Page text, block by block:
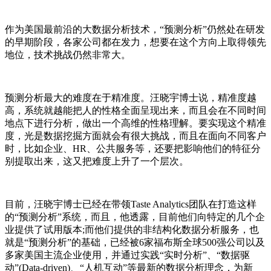
作为美国最前沿的大数据分析技术，“预测分析”仍然处在研发
的早期阶段，各家公司都在发力，想要在这个方向上取得领先
地位，技术挑战仍然非常大。
预测分析最大的难度在于精准度。汪晓宇博士说，精准度越
高，系统就越能把人的性格全面呈现出来，而且会在不同时间
地点下进行分析，做出一个高维的性格理解。要实现这个精准
度，光是数据挖掘方面就会有很大挑战，而且在面向不同客户
时，比如企业、HR、公共服务等，还要把影响他们的特征分
别提取出来，这又把难度上升了一个层次。
目前，汪晓宇博士已经在带领Taste Analytics团队在打造这样
的“预测分析”系统，而且，他透露，目前他们向特定的几个企
业提供了试用版本;而他们提供的非结构化数据分析服务，也
就是“预测分析”的基础，已经被6家福布斯全球500强公司以及
多家美国主流企业使用，并通过实践“实时分析”、“数据驱
动”(Data-driven)、“人机互动”等最新的数据分析理念，为新